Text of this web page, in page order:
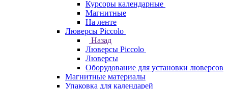
Курсоры календарные
Магнитные
На ленте
Люверсы Piccolo
Назад
Люверсы Piccolo
Люверсы
Оборудование для установки люверсов
Магнитные материалы
Упаковка для календарей